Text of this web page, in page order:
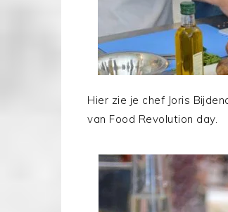
Hier zie je chef Joris
van Food Revolution day.